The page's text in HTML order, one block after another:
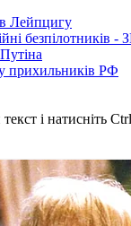
Лейпцигу
безпілотників -
прихильників РФ
і натисніть